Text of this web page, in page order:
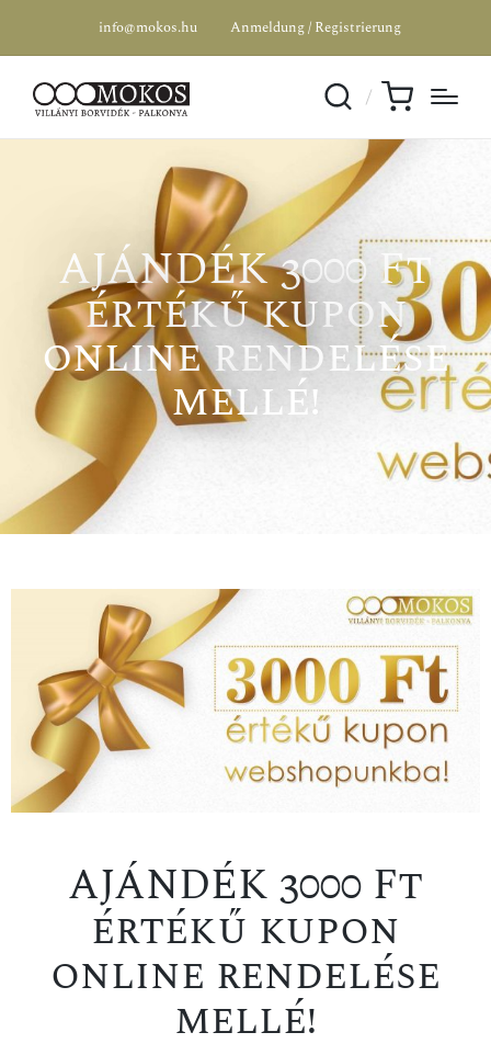
info@mokos.hu Anmeldung / Registrierung
AJÁNDÉK 3000 Ft
értékű kupon
online rendelése
mellé!
AJÁNDÉK 3000 Ft
értékű kupon
online rendelése
mellé!